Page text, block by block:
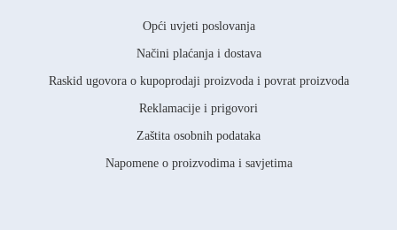
Opći uvjeti poslovanja
Načini plaćanja i dostava
Raskid ugovora o kupoprodaji proizvoda i povrat proizvoda
Reklamacije i prigovori
Zaštita osobnih podataka
Napomene o proizvodima i savjetima